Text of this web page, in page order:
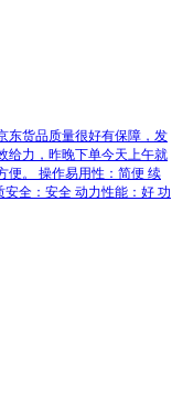
东货品质量很好有保障，发
给力，昨晚下单今天上午就
便。 操作易用性：简便 续
全：安全 动力性能：好 功